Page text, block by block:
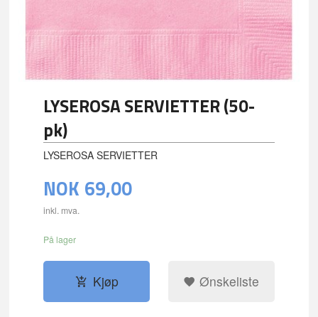
LYSEROSA SERVIETTER (50-
pk)
LYSEROSA SERVIETTER
NOK 69,00
inkl. mva.
På lager
Kjøp Ønskeliste